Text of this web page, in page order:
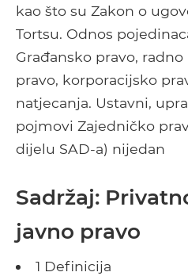
kao što su Zakon o
Tortsu. Odnos
Građansko pravo,
pravo, korporacijsko
natjecanja. Ustavni,
pojmovi Zajedničko
dijelu SAD-a) nijedan
Sadržaj:
javno pravo
1 Definicija